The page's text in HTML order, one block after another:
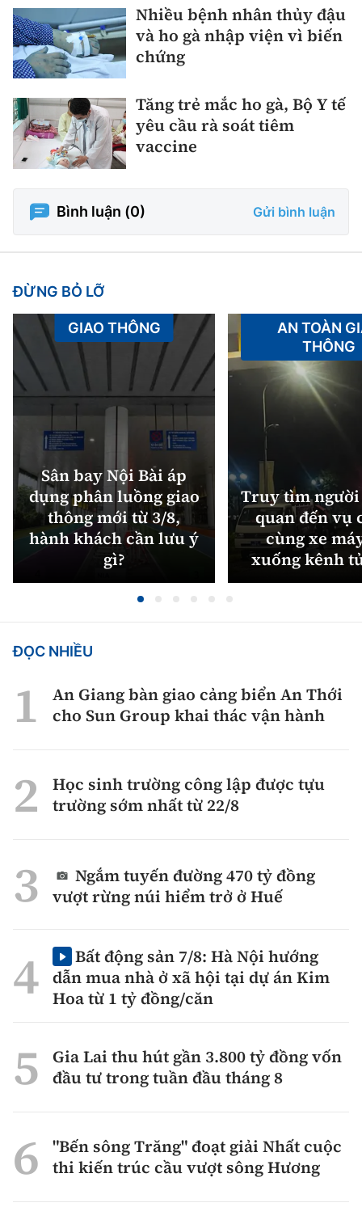
Nhiều bệnh nhân thủy đậu
và ho gà nhập viện vì biến
chứng
Tăng trẻ mắc ho gà, Bộ Y tế
yêu cầu rà soát tiêm
vaccine
Bình luận (0) Gửi bình luận
ĐỪNG BỎ LỠ
Sân bay Nội Bài áp
dụng phân luồng giao
thông mới từ 3/8,
hành khách cần lưu ý
gì?
GIAO THÔNG
Truy tìm
quan đến vụ
cùng xe
xuống kênh
AN TOÀN
THÔNG
ĐỌC NHIỀU
An Giang bàn giao cảng biển An Thới
cho Sun Group khai thác vận hành
Học sinh trường công lập được tựu
trường sớm nhất từ 22/8
Ngắm tuyến đường 470 tỷ đồng
vượt rừng núi hiểm trở ở Huế
Bất động sản 7/8: Hà Nội hướng
dẫn mua nhà ở xã hội tại dự án Kim
Hoa từ 1 tỷ đồng/căn
Gia Lai thu hút gần 3.800 tỷ đồng vốn
đầu tư trong tuần đầu tháng 8
"Bến sông Trăng" đoạt giải Nhất cuộc
thi kiến trúc cầu vượt sông Hương